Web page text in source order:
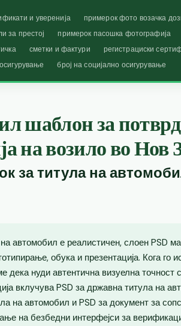
и уверенија примерок фото возачка
за престој примерок пасошка фотографија
сметки и фактури регистрациски
број на социјално осигурување
шаблон за
на возило во Нов
за титула на
автомобил е реалистичен, слоен PSD
обука и презентација. Кога го
дека нуди автентична визуелна точност
вклучува PSD за државна титула на
на автомобил и PSD за документ за
на безбедни интерфејси за